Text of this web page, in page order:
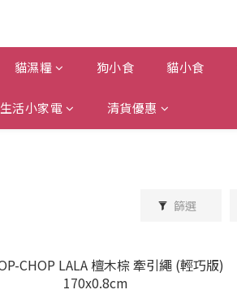
貓濕糧 狗小食 貓小食
生活小家電 清貨優惠
篩選